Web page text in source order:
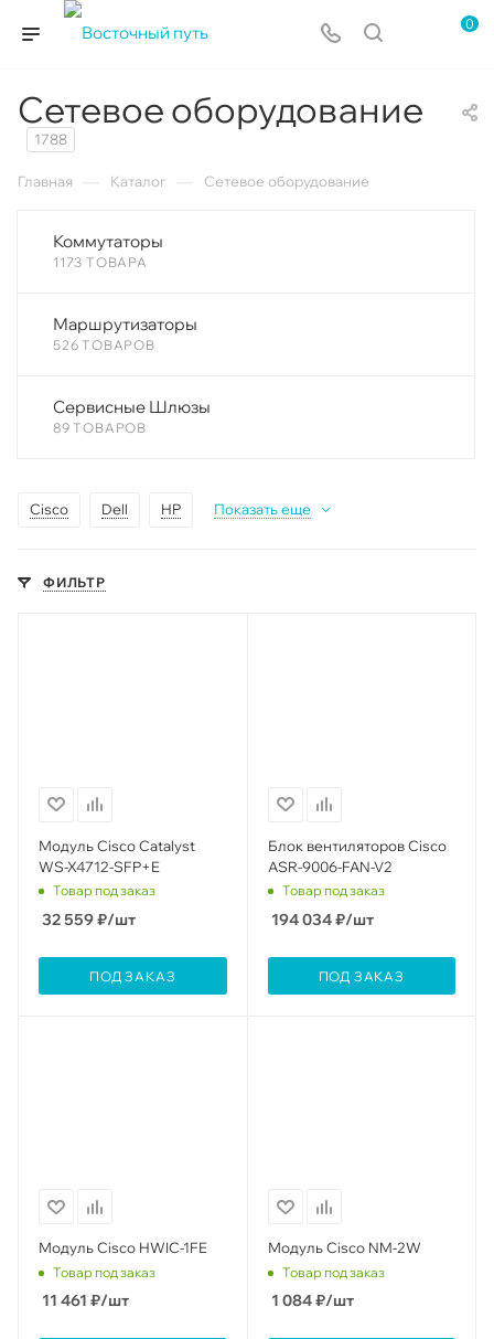
0
Сетевое оборудование
1788
Главная Каталог Сетевое оборудование
Коммутаторы
1173 ТОВАРА
Маршрутизаторы
526 ТОВАРОВ
Сервисные Шлюзы
89 ТОВАРОВ
Cisco Dell HP Показать еще
ФИЛЬТР
Модуль Cisco Catalyst
WS-X4712-SFP+E
Товар под заказ
32 559₽/шт
ПОД ЗАКАЗ
Блок вентиляторов Cisco
ASR-9006-FAN-V2
Товар под заказ
194 034₽/шт
ПОД ЗАКАЗ
Модуль Cisco HWIC-1FE
Товар под заказ
11 461 ₽/шт
Модуль Cisco NM-2W
Товар под заказ
1 084₽/шт